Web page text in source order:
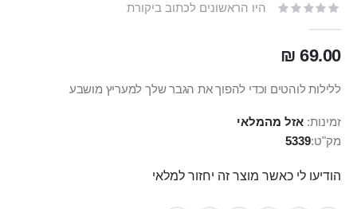
היו הראשונים לכתוב ביקורת
69.00 ₪
ללילות לוהטים וכדי להפוך את הגבר שלך למעריץ מושבע
זמינות: אזל מהמלאי
מק"ט 5339
הודיעו לי כאשר מוצר זה יחזור למלאי